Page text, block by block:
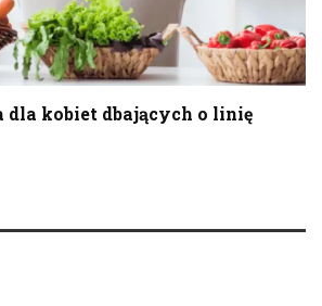
dla kobiet dbających o linię